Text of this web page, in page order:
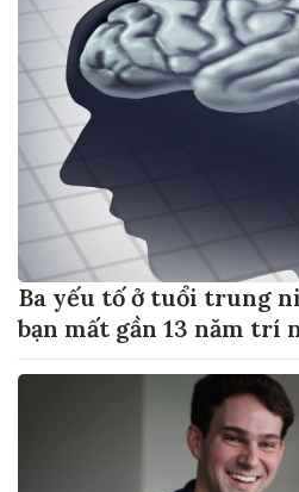
Ba yếu tố ở tuổi trung
bạn mất gần 13 năm trí